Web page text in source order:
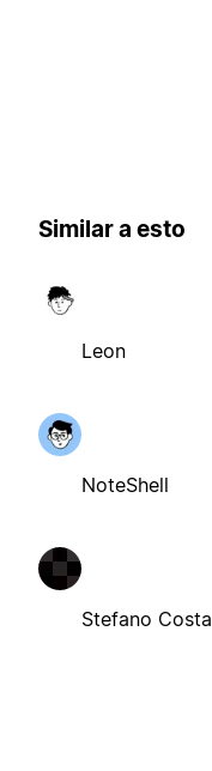
Similar a esto
Leon
NoteShell
Stefano Costa